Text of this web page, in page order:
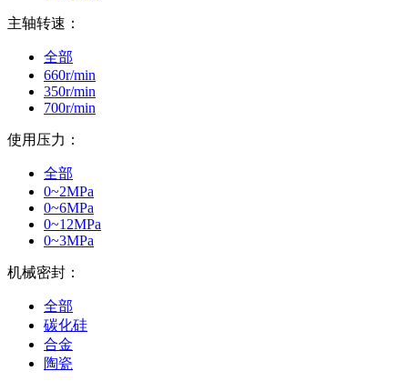
主轴转速：
全部
660r/min
350r/min
700r/min
使用压力：
全部
0~2MPa
0~6MPa
0~12MPa
0~3MPa
机械密封：
全部
碳化硅
合金
陶瓷